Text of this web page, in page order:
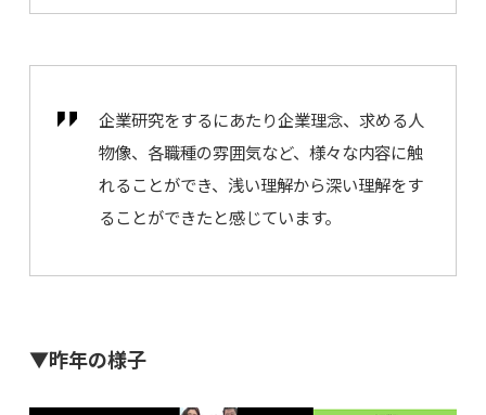
企業研究をするにあたり企業理念、求める人
物像、各職種の雰囲気など、様々な内容に触
れることができ、浅い理解から深い理解をす
ることができたと感じています。
▼昨年の様子